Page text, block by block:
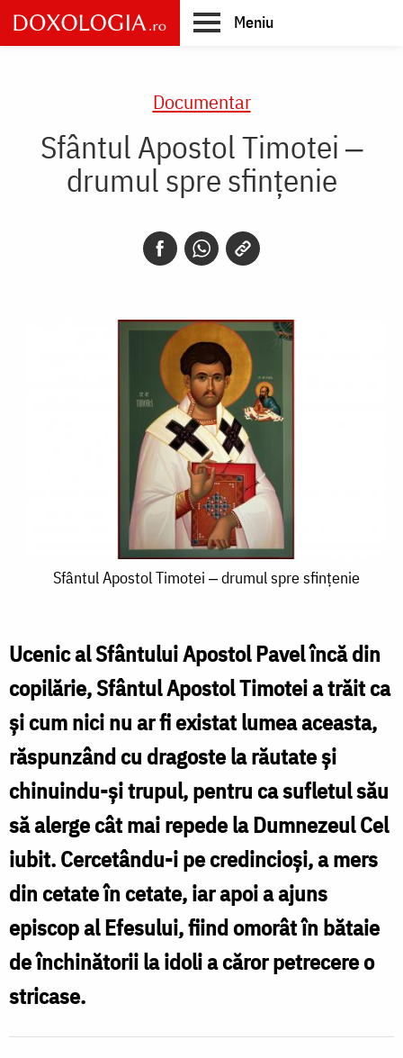
Skip
to
main
Meniu
Documentar
Sfântul Apostol Timotei ‒
drumul spre sfințenie
Sfântul
‒
drumul
spre
sfințenie
Sfântul Apostol Timotei ‒ drumul spre sfințenie
Ucenic al Sfântului Apostol Pavel încă din
copilărie, Sfântul Apostol Timotei a trăit ca
și cum nici nu ar fi existat lumea aceasta,
răspunzând cu dragoste la răutate și
chinuindu-și trupul, pentru ca sufletul său
să alerge cât mai repede la Dumnezeul Cel
iubit. Cercetându-i pe credincioși, a mers
din cetate în cetate, iar apoi a ajuns
episcop al Efesului, fiind omorât în bătaie
de închinătorii la idoli a căror petrecere o
stricase.